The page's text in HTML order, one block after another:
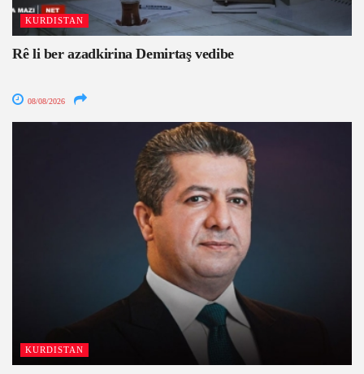
KURDISTAN
Rê li ber azadkirina Demirtaş vedibe
08/08/2026
KURDISTAN